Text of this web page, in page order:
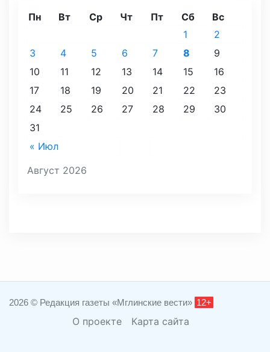
Август 2026
Пн Вт Ср Чт Пт Сб Вс
« Июл
1
2
3
4 5 6 7 8
9
10
11 12 13 14 15
16
17
18 19 20 21 22
23
24
25 26 27 28 29
30
31
2026 © Редакция газеты «Мглинские вести» 12+
О проекте Карта сайта